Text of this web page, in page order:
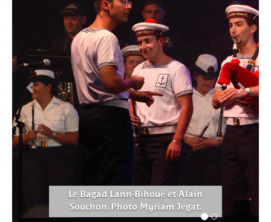
et Alain
Jégat.
La France a un
Photo Aurélien